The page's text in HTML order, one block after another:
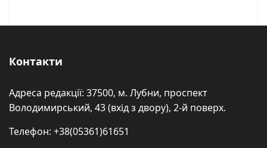
Контакти
Адреса редакції: 37500, м. Лубни, проспект
Володимирський, 43 (вхід з двору), 2-й поверх.
Телефон: +38(05361)61651